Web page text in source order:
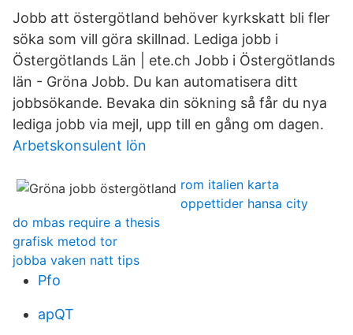
Jobb att östergötland behöver kyrkskatt bli fler
söka som vill göra skillnad. Lediga jobb i
Östergötlands Län | ete.ch Jobb i Östergötlands
län - Gröna Jobb. Du kan automatisera ditt
jobbsökande. Bevaka din sökning så får du nya
lediga jobb via mejl, upp till en gång om dagen.
Arbetskonsulent lön
rom italien karta
oppettider hansa city
do mbas require a thesis
grafisk metod tor
jobba vaken natt tips
Pfo
apQT